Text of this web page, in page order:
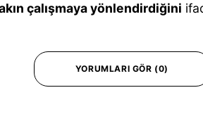
çalışmaya yönlendirdiğini
YORUMLARI GÖR (0)